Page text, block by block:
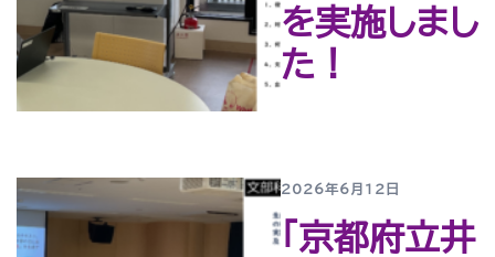
を実施しまし
た！
2026年6月12日
「京都府立井